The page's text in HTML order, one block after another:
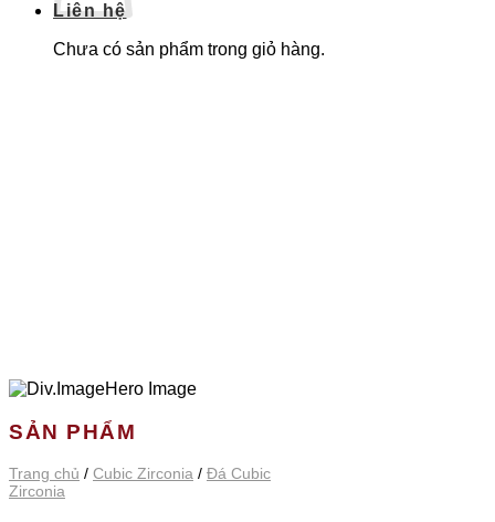
Chưa có sản phẩm trong giỏ hàng.
Liên hệ
SẢN PHẨM
Trang chủ / Cubic Zirconia / Đá Cubic
Zirconia